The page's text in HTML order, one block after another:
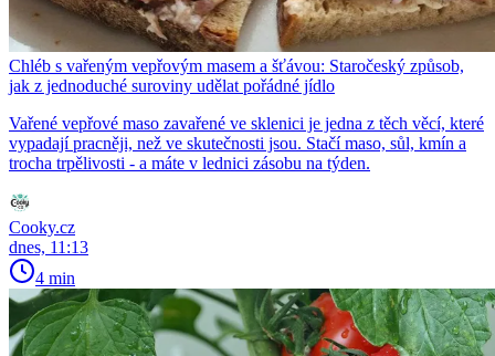
Chléb s vařeným vepřovým masem a šťávou: Staročeský způsob,
jak z jednoduché suroviny udělat pořádné jídlo
Vařené vepřové maso zavařené ve sklenici je jedna z těch věcí, které
vypadají pracněji, než ve skutečnosti jsou. Stačí maso, sůl, kmín a
trocha trpělivosti - a máte v lednici zásobu na týden.
Cooky.cz
dnes, 11:13
4 min